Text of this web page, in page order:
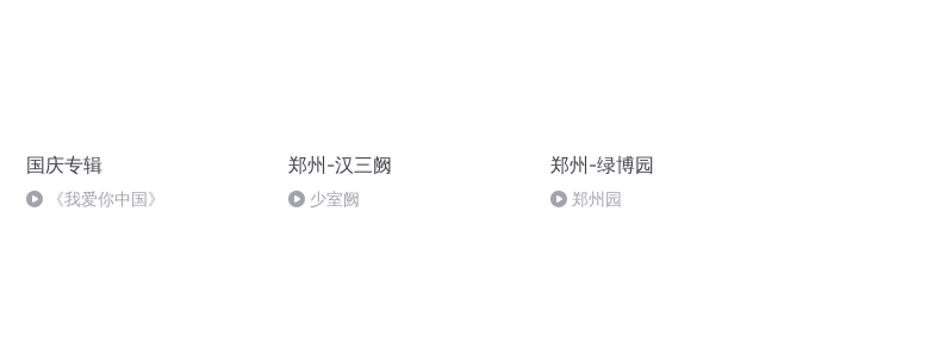
国庆专辑
《我爱你中国》
郑州-汉三阙
少室阙
郑州-绿博园
郑州园